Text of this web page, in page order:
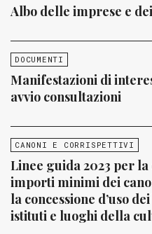
Albo delle imprese e
DOCUMENTI
Manifestazioni di
avvio consultazioni
CANONI E CORRISPETTIVI
Linee guida 2023 per
importi minimi dei
la concessione d’uso
istituti e luoghi della